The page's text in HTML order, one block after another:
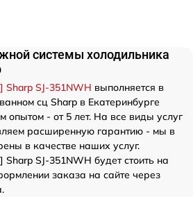
системы холодильника
Sharp SJ-351NWH выполняется в
сц Sharp в Екатеринбурге
опытом - от 5 лет. На все виды услуг
расширенную гарантию - мы в
в качестве наших услуг.
Sharp SJ-351NWH будет стоить на
заказа на сайте через